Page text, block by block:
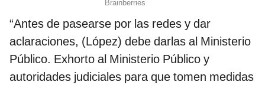
“Antes de pasearse por las redes y dar
aclaraciones, (López) debe darlas al Ministerio
Público. Exhorto al Ministerio Público y
autoridades judiciales para que tomen medidas